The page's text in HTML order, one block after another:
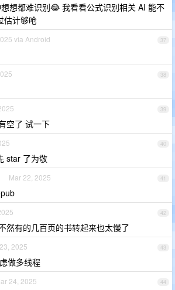
想都难识别😂 我看看公式识别相关 AI 能不
估计够呛
37
via Android
38
39
空了 试一下
40
star 了为敬
41
Mar 22, 2025
42
然有的几百页的书转起来也太慢了
43
2025
做多线程
44
24, 2025